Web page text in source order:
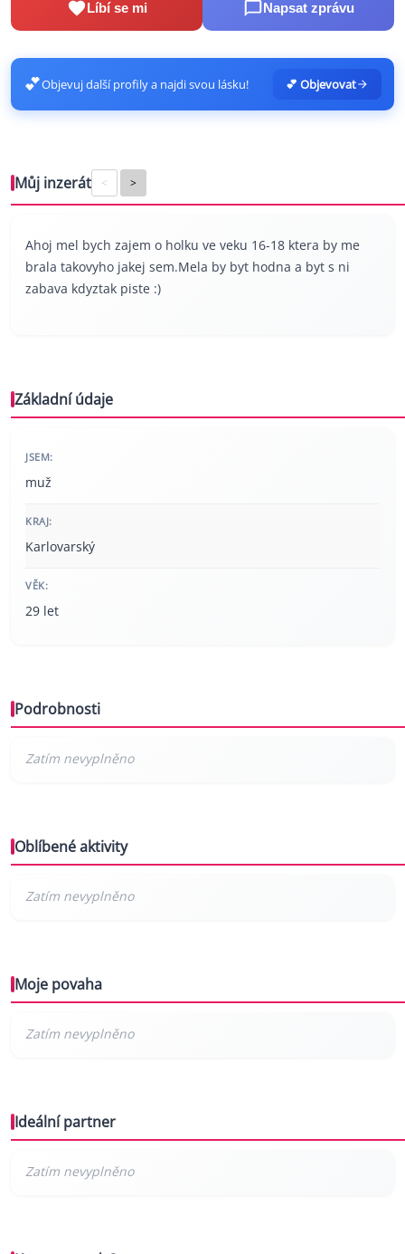
Líbí se mi Napsat zprávu
💕Objevuj další profily a najdi svou lásku! 💕 Objevovat
Můj inzerát < >
Ahoj mel bych zajem o holku ve veku 16-18 ktera by me
brala takovyho jakej sem.Mela by byt hodna a byt s ni
zabava kdyztak piste :)
Základní údaje
JSEM:
muž
KRAJ:
Karlovarský
VĚK:
29 let
Podrobnosti
Oblíbené aktivity
Moje povaha
Ideální partner